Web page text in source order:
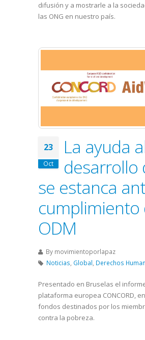
difusión y a mostrarle a la
las ONG en nuestro país.
23
Oct
La ayuda
desarrollo
se estanca
cumplimiento
ODM
By movimientoporlapaz
Noticias Global Derechos
Presentado en Bruselas el
plataforma europea CONCORD,
fondos destinados por los
contra la pobreza.